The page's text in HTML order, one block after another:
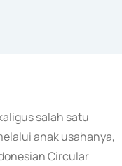
salah satu
anak usahanya,
Circular